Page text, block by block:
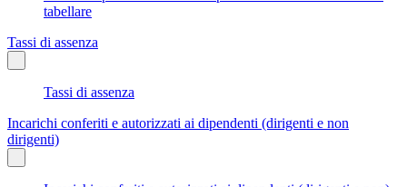
tabellare
Tassi di assenza
Tassi di assenza
Incarichi conferiti e autorizzati ai dipendenti (dirigenti e non
dirigenti)